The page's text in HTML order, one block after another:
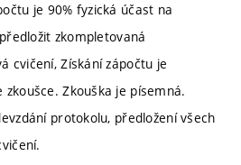
je 90% fyzická účast na
zkompletovaná
cvičení, Získání zápočtu je
Zkouška je písemná.
protokolu, předložení všech